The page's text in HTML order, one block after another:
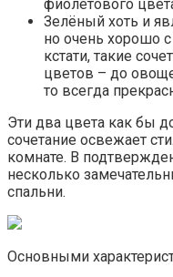
фиолетового
Зелёный хоть и
но очень хорошо
кстати, такие
цветов – до
то всегда
Эти два цвета как бы
сочетание освежает
комнате. В
несколько
спальни.
Основными